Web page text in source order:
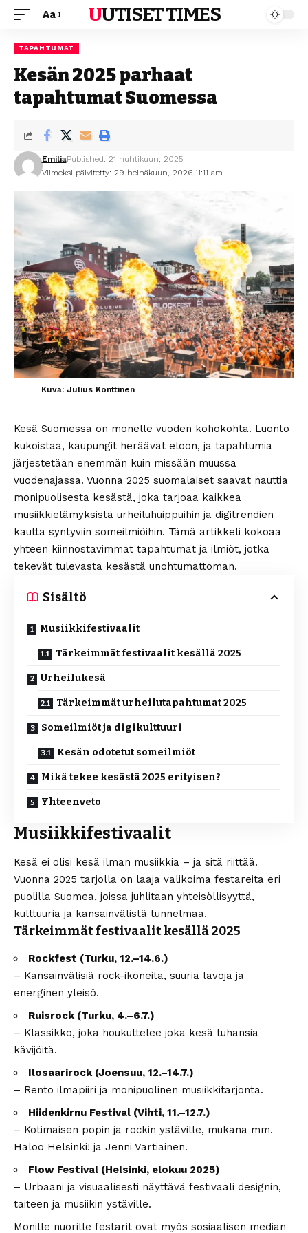
Aa UUTISET TIMES
TAPAHTUMAT
Kesän 2025 parhaat
tapahtumat Suomessa
Viimeksi päivitetty: 29 heinäkuun, 2026 11:11 am
EmiliaPublished: 21 huhtikuun, 2025
Kuva: Julius Konttinen
Kesä Suomessa on monelle vuoden kohokohta. Luonto
kukoistaa, kaupungit heräävät eloon, ja tapahtumia
järjestetään enemmän kuin missään muussa
vuodenajassa. Vuonna 2025 suomalaiset saavat nauttia
monipuolisesta kesästä, joka tarjoaa kaikkea
musiikkielämyksistä urheiluhuippuihin ja digitrendien
kautta syntyviin someilmiöihin. Tämä artikkeli kokoaa
yhteen kiinnostavimmat tapahtumat ja ilmiöt, jotka
tekevät tulevasta kesästä unohtumattoman.
Sisältö
Musiikkifestivaalit
Tärkeimmät festivaalit kesällä 2025
Urheilukesä
Tärkeimmät urheilutapahtumat 2025
Someilmiöt ja digikulttuuri
Kesän odotetut someilmiöt
Mikä tekee kesästä 2025 erityisen?
Yhteenveto
Musiikkifestivaalit
Kesä ei olisi kesä ilman musiikkia – ja sitä riittää.
Vuonna 2025 tarjolla on laaja valikoima festareita eri
puolilla Suomea, joissa juhlitaan yhteisöllisyyttä,
kulttuuria ja kansainvälistä tunnelmaa.
Tärkeimmät festivaalit kesällä 2025
Rockfest (Turku, 12.–14.6.)
– Kansainvälisiä rock-ikoneita, suuria lavoja ja
energinen yleisö.
Ruisrock (Turku, 4.–6.7.)
– Klassikko, joka houkuttelee joka kesä tuhansia
kävijöitä.
Ilosaarirock (Joensuu, 12.–14.7.)
– Rento ilmapiiri ja monipuolinen musiikkitarjonta.
Hiidenkirnu Festival (Vihti, 11.–12.7.)
– Kotimaisen popin ja rockin ystäville, mukana mm.
Haloo Helsinki! ja Jenni Vartiainen.
Flow Festival (Helsinki, elokuu 2025)
– Urbaani ja visuaalisesti näyttävä festivaali designin,
taiteen ja musiikin ystäville.
Monille nuorille festarit ovat myös sosiaalisen median